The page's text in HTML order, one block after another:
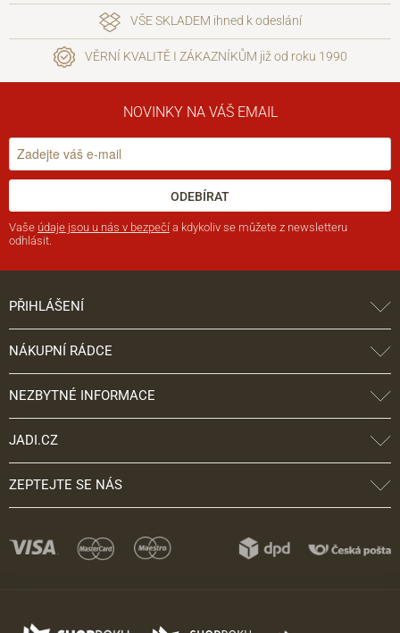
VŠE SKLADEM ihned k odeslání
VĚRNÍ KVALITĚ I ZÁKAZNÍKŮM již od roku 1990
NOVINKY NA VÁŠ EMAIL
ODEBÍRAT
Vaše údaje jsou u nás v bezpečí a kdykoliv se můžete z newsletteru
odhlásit.
PŘIHLÁŠENÍ
NÁKUPNÍ RÁDCE
NEZBYTNÉ INFORMACE
JADI.CZ
ZEPTEJTE SE NÁS